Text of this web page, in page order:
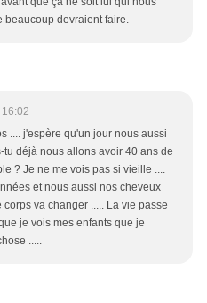
beaucoup devraient faire.
.... j'espère qu'un jour nous aussi
tu déjà nous allons avoir 40 ans de
? Je ne me vois pas si vieille ....
et nous aussi nos cheveux
va changer ..... La vie passe
je vois mes enfants que je
.....